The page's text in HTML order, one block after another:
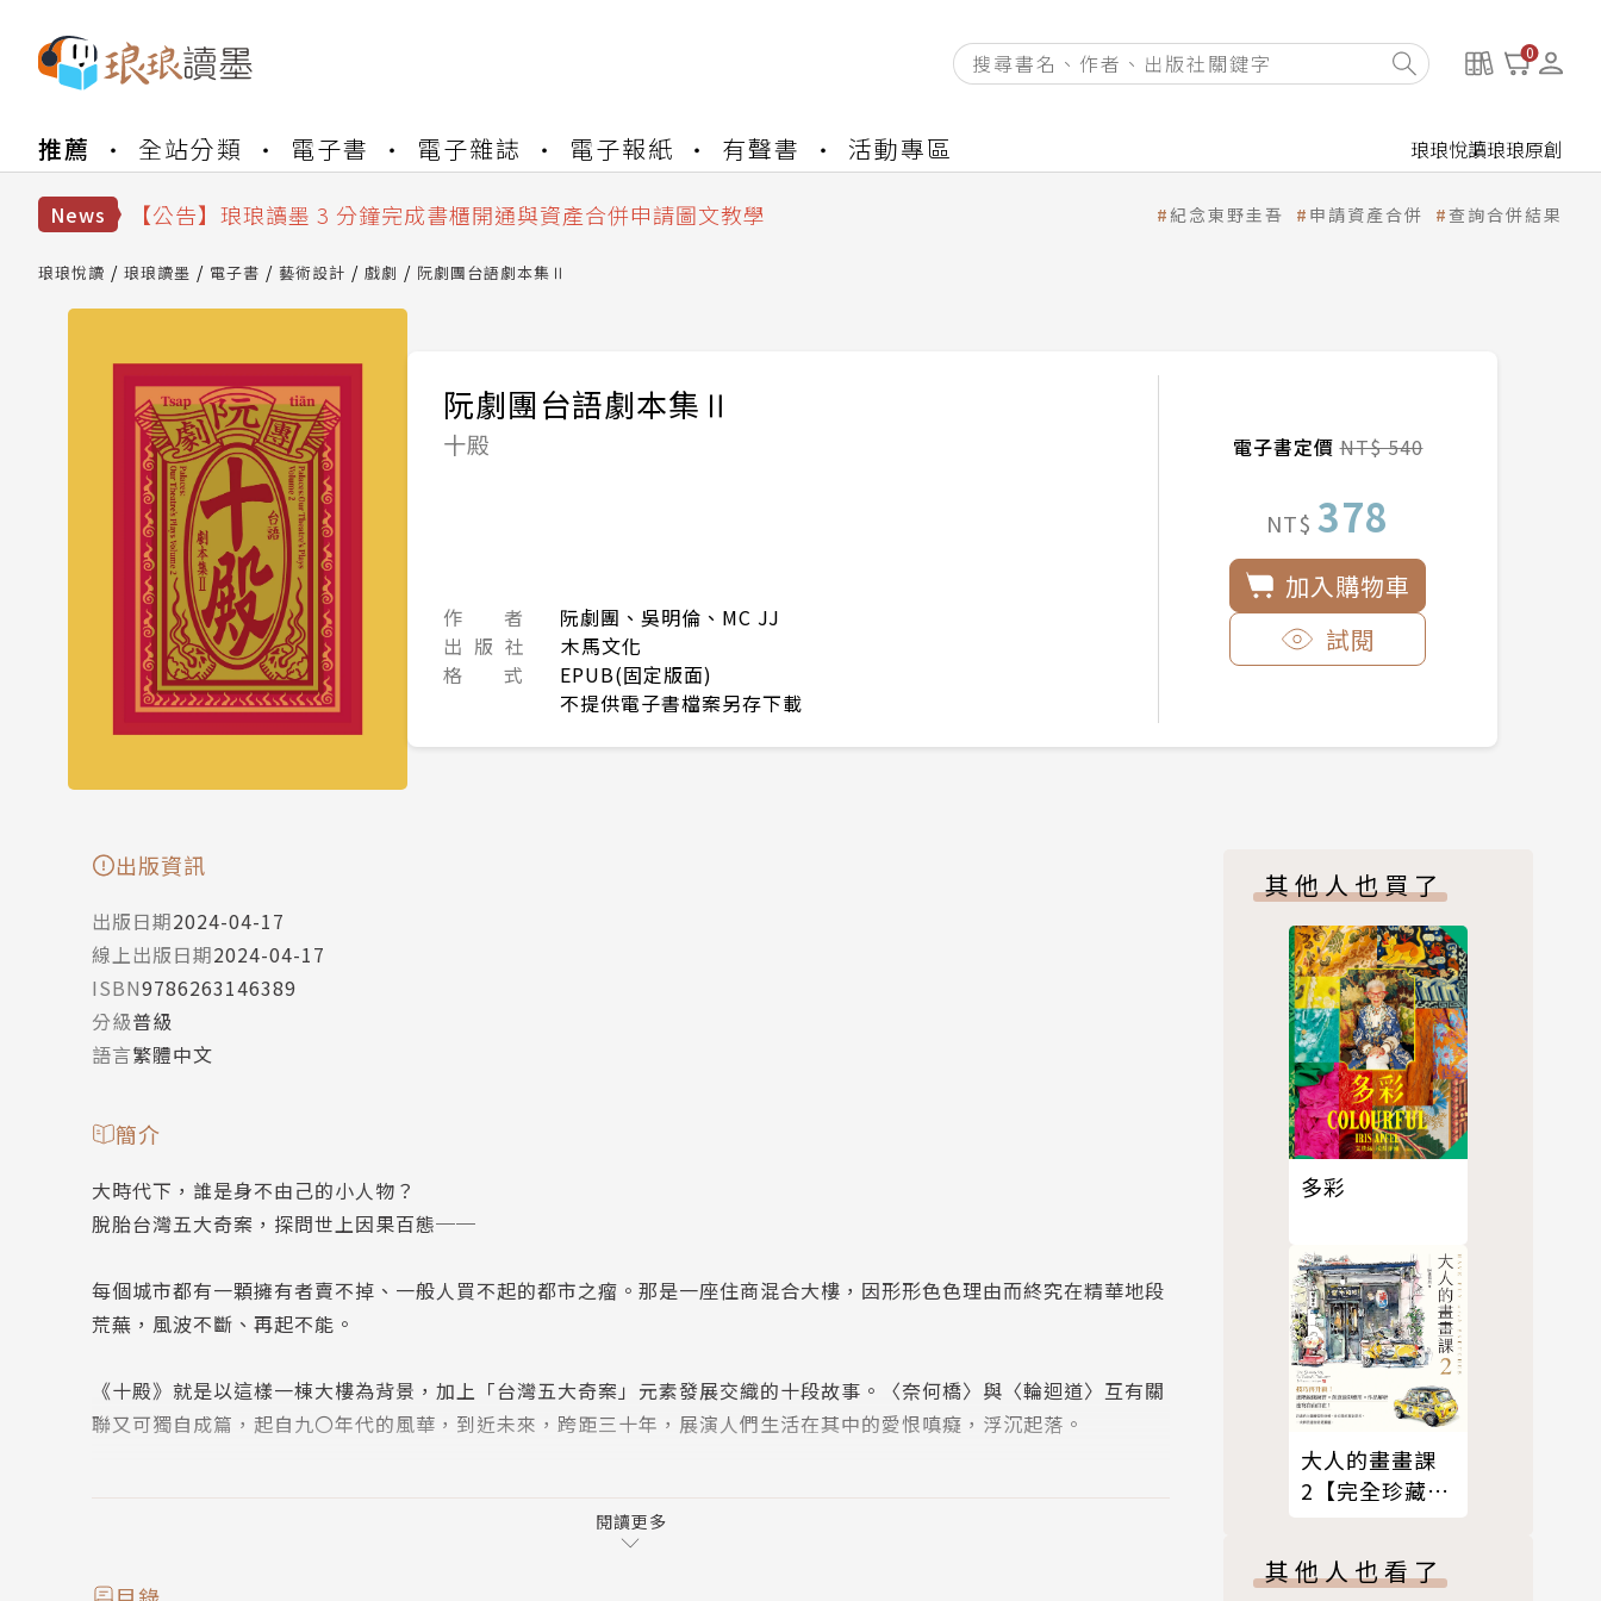
0
推薦 全站分類 電子書 電子雜誌 電子報紙 有聲書 活動專區 琅琅悅讀琅琅原創
News
【公告】琅琅讀墨數位閱讀資產合併與書櫃開通申請
【公告】琅琅讀墨 3 分鐘完成書櫃開通與資產合併申請圖文教學
【公告】琅琅讀墨數位閱讀資產合併與書櫃開通申請
紀念東野圭吾 申請資產合併 查詢合併結果
琅琅悅讀 琅琅讀墨 電子書 藝術設計 戲劇 阮劇團台語劇本集Ⅱ
阮劇團台語劇本集Ⅱ
十殿
作 者
阮劇團、吳明倫、MC JJ
出 版 社
木馬文化
格 式
EPUB(固定版面)
不提供電子書檔案另存下載
電子書定價NT$ 540
NT$ 378
加入購物車
試閱
出版資訊
出版日期2024-04-17
線上出版日期2024-04-17
ISBN9786263146389
分級普級
語言繁體中文
簡介
大時代下，誰是身不由己的小人物？
脫胎台灣五大奇案，探問世上因果百態──
每個城市都有一顆擁有者賣不掉、一般人買不起的都市之瘤。那是一座住商混合大樓，因形形色色理由而終究在精華地段
荒蕪，風波不斷、再起不能。
《十殿》就是以這樣一棟大樓為背景，加上「台灣五大奇案」元素發展交織的十段故事。〈奈何橋〉與〈輪迴道〉互有關
聯又可獨自成篇，起自九〇年代的風華，到近未來，跨距三十年，展演人們生活在其中的愛恨嗔癡，浮沉起落。
灑青春的娛樂所在，樓中套雅房也祕密活躍著各種聲色犬馬。而九二一地震讓一切風雲變色，大樓被判定為危樓，商業活
閱讀更多
其他人也買了
多彩
大人的畫畫課
2【完全珍藏
其他人也看了